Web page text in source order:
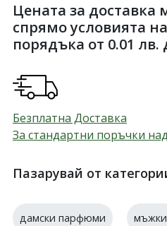
Цената за доставка
спрямо условията
порядъка от 0.01 лв.
Безплатна Доставка
За стандартни поръчки
Пазарувай от
дамски парфюми